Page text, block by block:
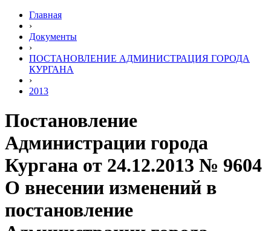
Главная
›
Документы
›
ПОСТАНОВЛЕНИЕ АДМИНИСТРАЦИЯ ГОРОДА
КУРГАНА
›
2013
Постановление
Администрации города
Кургана от 24.12.2013 № 9604
О внесении изменений в
постановление